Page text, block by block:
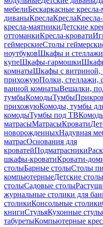
мебелиБескаркасные
диваныКреслаКресла
кресла-маятникиДетские
оттоманкиКресла-кровати
геймерскиеСтолы
ноутбуковШкафы и стеллажи
купеШкафы-гармошки
комнатыШкафы с витриной,
прихожуюПолки, стеллажи,
ванной комнатыВешалки,
тумбыКомодыТумбы
прихожуюКомоды, тумбы
комодыТумбы под ТВ
матрасыМатрасыКровати
новорожденныхНадувная
матрасОснования для
кроватейПодматрасники
шкафы-кроватиКровати-
столыБарные столыСтолы
компьютерныеДетские столы
столыСадовые столы
журнальные столики для
столикиКонсольные столики
книгиСтульяКухонные
табуретыКомпьютерные